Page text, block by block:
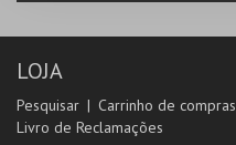
LOJA
Pesquisar Carrinho de compras
Livro de Reclamações